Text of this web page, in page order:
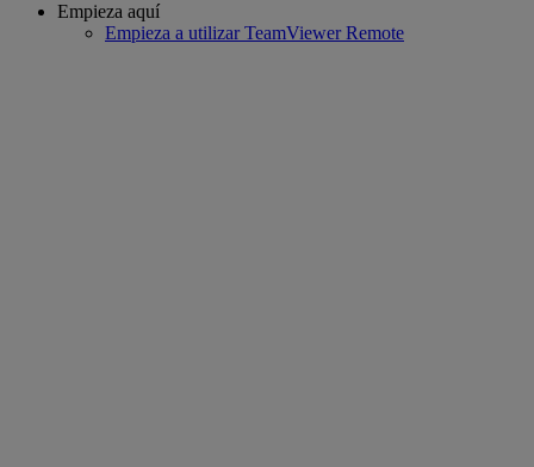
Empieza aquí
Empieza a utilizar TeamViewer Remote